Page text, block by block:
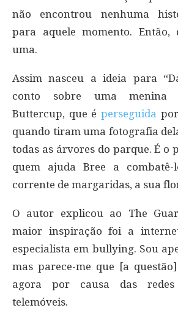
não encontrou nenhuma
para aquele momento. Então,
uma.
Assim nasceu a ideia para
conto sobre uma menina
Buttercup, que é perseguida
quando tiram uma fotografia
todas as árvores do parque. É o
quem ajuda Bree a combatê-
corrente de margaridas, a sua
O autor explicou ao The
maior inspiração foi a
especialista em bullying. Sou
mas parece-me que [a
agora por causa das
telemóveis.